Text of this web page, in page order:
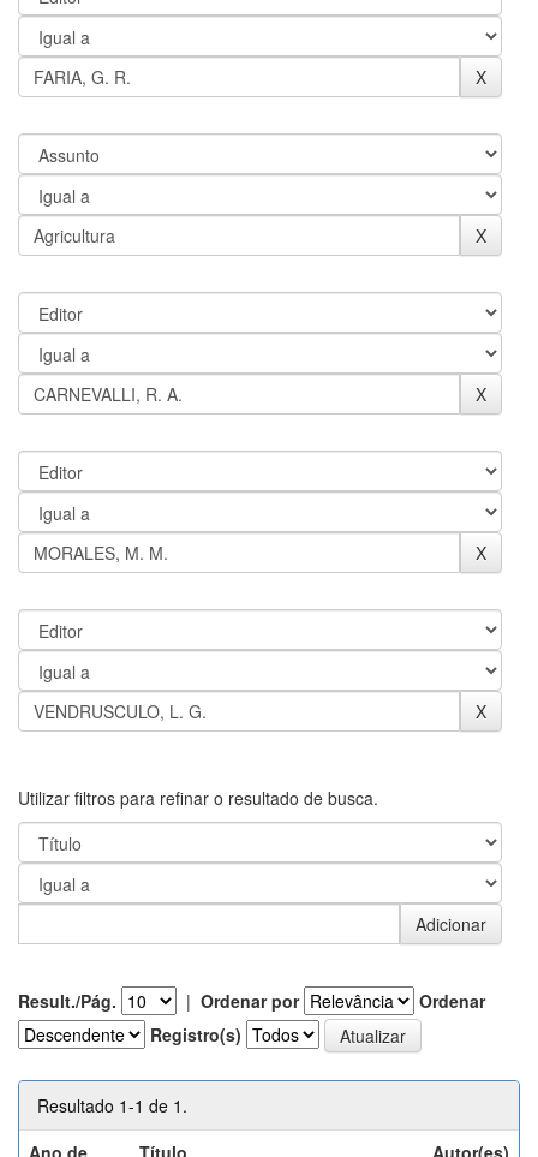
Utilizar filtros para refinar o resultado de busca.
Result./Pág. | Ordenar por
Ordenar
Registro(s)
Resultado 1-1 de 1.
Ano de
Título Autor(es)